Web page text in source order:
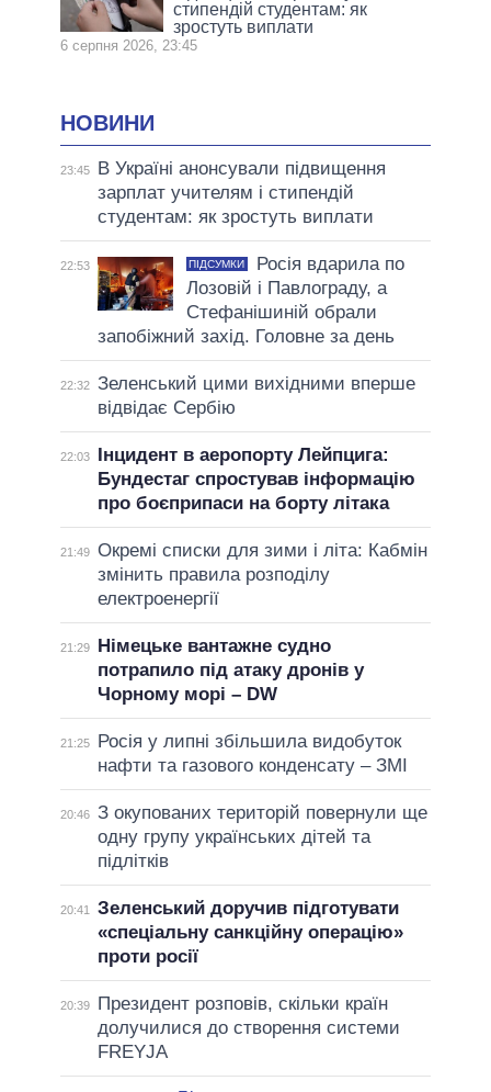
стипендій студентам: як
зростуть виплати
6 серпня 2026, 23:45
НОВИНИ
23:45
В Україні анонсували підвищення
зарплат учителям і стипендій
студентам: як зростуть виплати
22:53 ПІДСУМКИ
Росія вдарила по
Лозовій і Павлограду, а
Стефанішиній обрали
запобіжний захід. Головне за день
22:32 Зеленський цими вихідними вперше
відвідає Сербію
22:03
Інцидент в аеропорту Лейпцига:
Бундестаг спростував інформацію
про боєприпаси на борту літака
21:49 Окремі списки для зими і літа: Кабмін
змінить правила розподілу
електроенергії
21:29
Німецьке вантажне судно
потрапило під атаку дронів у
Чорному морі – DW
21:25
Росія у липні збільшила видобуток
нафти та газового конденсату – ЗМІ
20:46 З окупованих територій повернули ще
одну групу українських дітей та
підлітків
20:41
Зеленський доручив підготувати
«спеціальну санкційну операцію»
проти росії
20:39
Президент розповів, скільки країн
долучилися до створення системи
FREYJA